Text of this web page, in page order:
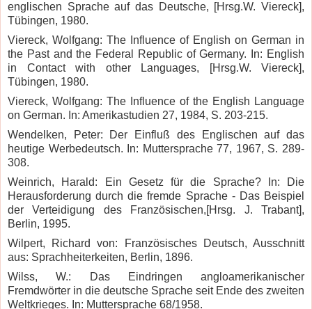
englischen Sprache auf das Deutsche, [Hrsg.W. Viereck],
Tübingen, 1980.
Viereck, Wolfgang: The Influence of English on German in
the Past and the Federal RepublicofGermany. In: English
in Contact with other Languages, [Hrsg.W. Viereck],
Tübingen, 1980.
Viereck, Wolfgang: The Influence of the English Language
on German. In: Amerikastudien 27, 1984, S. 203-215.
Wendelken, Peter: Der Einfluß des Englischen auf das
heutige Werbedeutsch. In: Muttersprache 77, 1967, S. 289-
308.
Weinrich, Harald: Ein Gesetz für die Sprache? In: Die
Herausforderung durch die fremde Sprache - Das Beispiel
der Verteidigung des Französischen,[Hrsg. J. Trabant],
Berlin, 1995.
Wilpert, Richard von: Französisches Deutsch, Ausschnitt
aus: Sprachheiterkeiten, Berlin, 1896.
Wilss, W.: Das Eindringen angloamerikanischer
Fremdwörter in die deutsche Sprache seit Ende des zweiten
Weltkrieges. In: Muttersprache 68/1958.